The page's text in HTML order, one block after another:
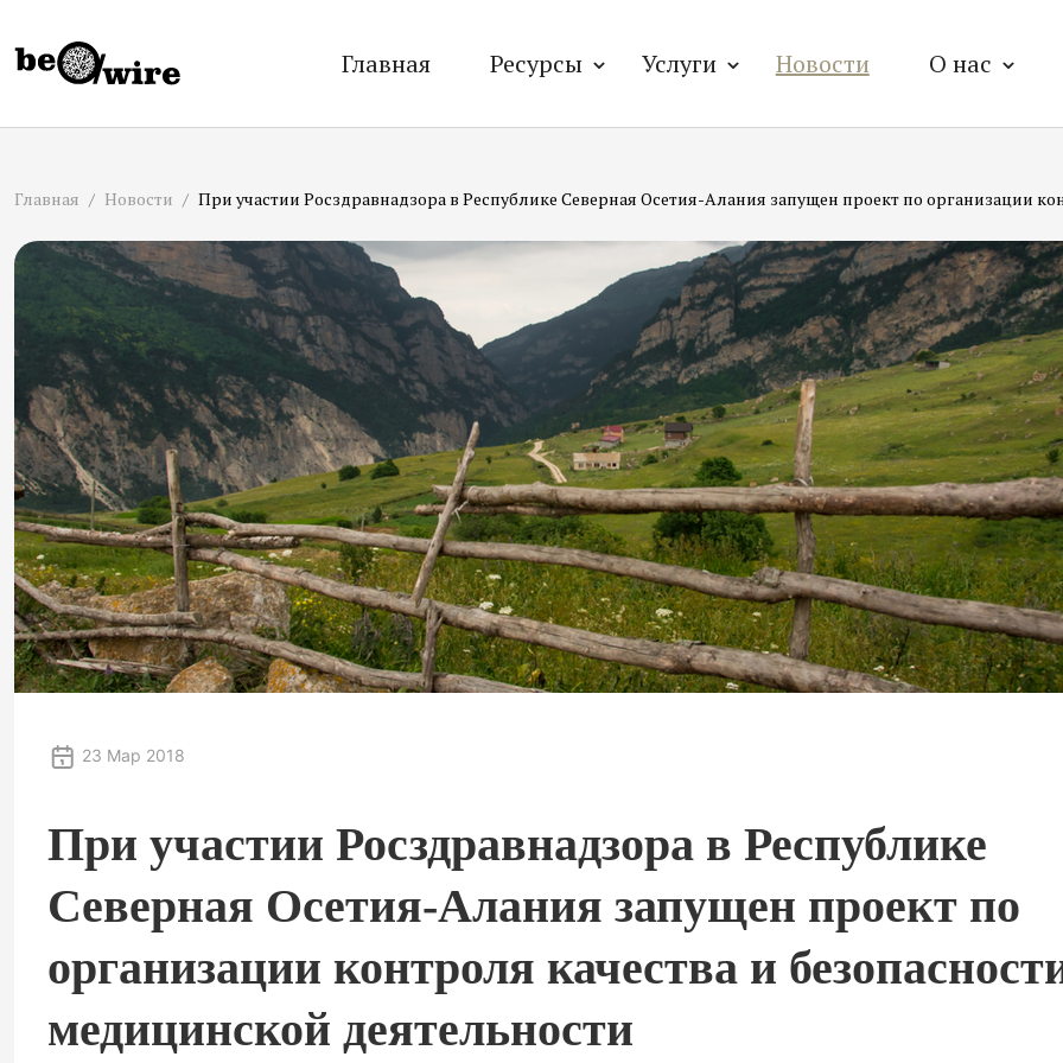
Главная Ресурсы Услуги Новости О нас
Главная Новости При участии Росздравнадзора в Республике Северная Осетия-Алания запущен проект по организации
23 Мар 2018
При участии Росздравнадзора в Республике
Северная Осетия-Алания запущен проект по
организации контроля качества и
медицинской деятельности